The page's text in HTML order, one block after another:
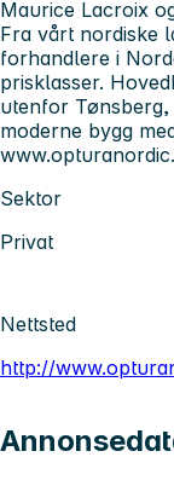
Maurice Lacroix
Fra vårt nordiske
forhandlere i
prisklasser.
utenfor
moderne bygg
Sektor
Privat
Nettsted
http://